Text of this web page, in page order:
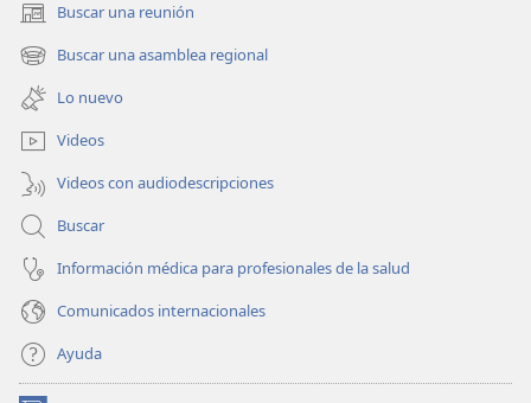
Buscar una reunión
(abre
una
nueva
ventana)
Buscar una asamblea regional
(abre
una
nueva
ventana)
Lo nuevo
Videos
Videos con audiodescripciones
Buscar
Información médica para profesionales de la salud
Comunicados internacionales
Ayuda